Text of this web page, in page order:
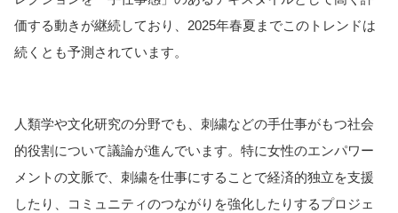
価する動きが継続しており、2025年春夏までこのトレンドは
続くとも予測されています。
人類学や文化研究の分野でも、刺繍などの手仕事がもつ社会
的役割について議論が進んでいます。特に女性のエンパワー
メントの文脈で、刺繍を仕事にすることで経済的独立を支援
したり、コミュニティのつながりを強化したりするプロジェ